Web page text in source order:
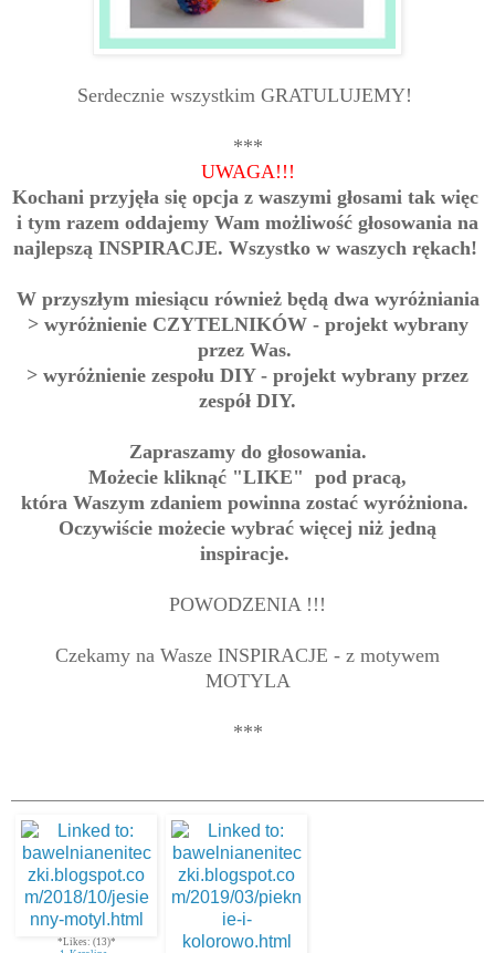
Serdecznie wszystkim GRATULUJEMY!
***
UWAGA!!!
Kochani przyjęła się opcja z waszymi głosami tak więc
i tym razem oddajemy Wam możliwość głosowania na
najlepszą INSPIRACJE. Wszystko w waszych rękach!
W przyszłym miesiącu również będą dwa wyróżniania
> wyróżnienie CZYTELNIKÓW - projekt wybrany
przez Was.
> wyróżnienie zespołu DIY - projekt wybrany przez
zespół DIY.
Zapraszamy do głosowania.
Możecie kliknąć "LIKE" pod pracą,
która Waszym zdaniem powinna zostać wyróżniona.
Oczywiście możecie wybrać więcej niż jedną
inspiracje.
POWODZENIA !!!
Czekamy na Wasze INSPIRACJE - z motywem
MOTYLA
***
*Likes: (13)*